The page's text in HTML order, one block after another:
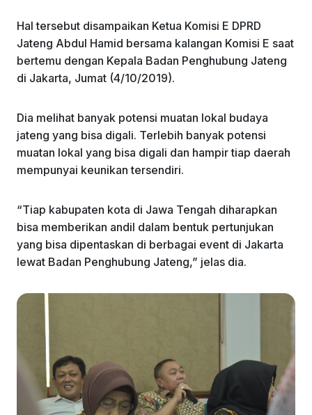
Hal tersebut disampaikan Ketua Komisi E DPRD
Jateng Abdul Hamid bersama kalangan Komisi E saat
bertemu dengan Kepala Badan Penghubung Jateng
di Jakarta, Jumat (4/10/2019).
Dia melihat banyak potensi muatan lokal budaya
jateng yang bisa digali. Terlebih banyak potensi
muatan lokal yang bisa digali dan hampir tiap daerah
mempunyai keunikan tersendiri.
“Tiap kabupaten kota di Jawa Tengah diharapkan
bisa memberikan andil dalam bentuk pertunjukan
yang bisa dipentaskan di berbagai event di Jakarta
lewat Badan Penghubung Jateng,” jelas dia.